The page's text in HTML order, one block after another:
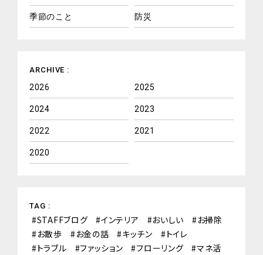
季節のこと 防災
ARCHIVE :
2026 2025
2024 2023
2022 2021
2020
TAG :
STAFFブログ インテリア おいしい
お掃除
お散歩
お金の話 キッチン
トイレ
トラブル
ファッション フローリング
マネ活